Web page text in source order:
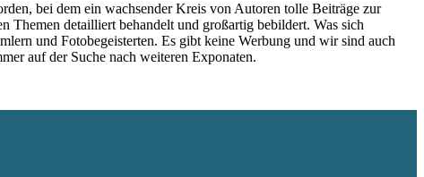
bei dem ein wachsender Kreis von Autoren tolle Beiträge zur
Themen detailliert behandelt und großartig bebildert. Was sich
und Fotobegeisterten. Es gibt keine Werbung und wir sind auch
auf der Suche nach weiteren Exponaten.